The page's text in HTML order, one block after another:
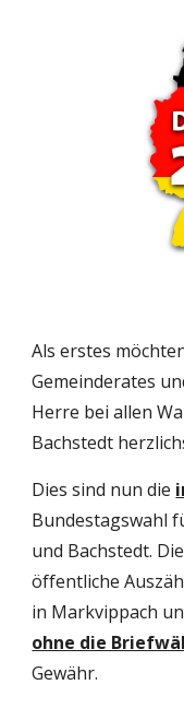
Als erstes
Gemeinderates
Herre bei allen
Bachstedt
Dies sind nun die
Bundestagswahl
und Bachstedt.
öffentliche
in Markvippach
ohne die
Gewähr.